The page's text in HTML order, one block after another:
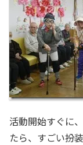
活動開始すぐに
たら、すごい扮